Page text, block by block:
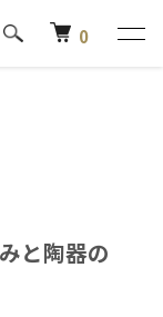
0
と陶器の